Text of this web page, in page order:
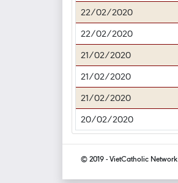
22/02/2020
22/02/2020
21/02/2020
21/02/2020
21/02/2020
20/02/2020
© 2019 - VietCatholic